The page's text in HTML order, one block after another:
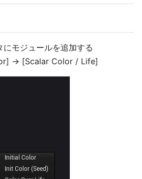
モジュールを追加する
-> [Scalar Color / Life]